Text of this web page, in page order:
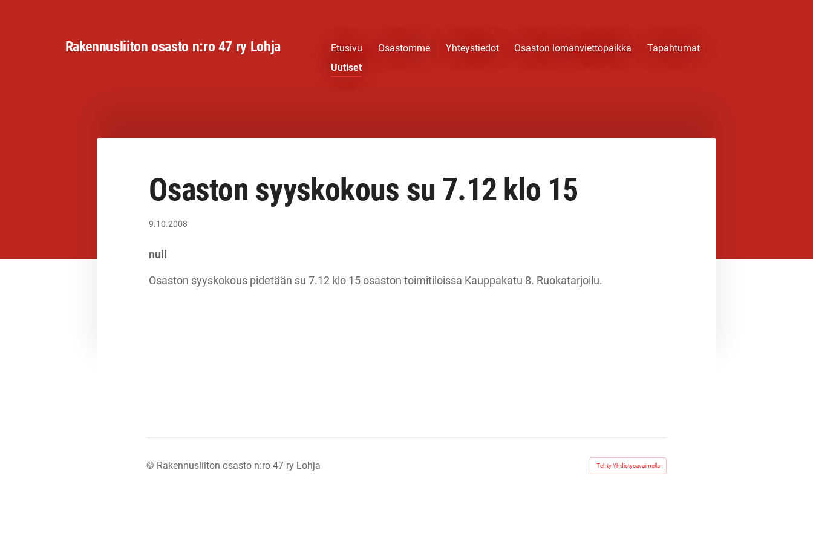
Rakennusliiton osasto n:ro 47 ry Lohja Etusivu Osastomme Yhteystiedot Osaston lomanviettopaikka
Tapahtumat
Uutiset
Osaston syyskokous su 7.12 klo 15
9.10.2008
null
Osaston syyskokous pidetään su 7.12 klo 15 osaston toimitiloissa Kauppakatu 8. Ruokatarjoilu.
© Rakennusliiton osasto n:ro 47 ry Lohja Tehty Yhdistysavaimella